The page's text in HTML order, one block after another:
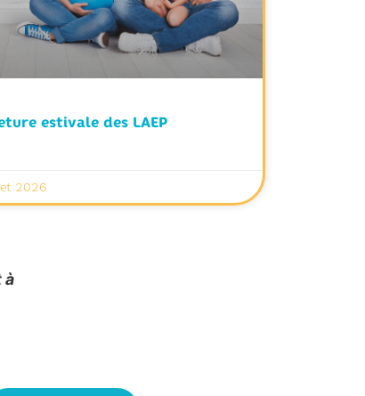
estivale des LAEP
2026
à